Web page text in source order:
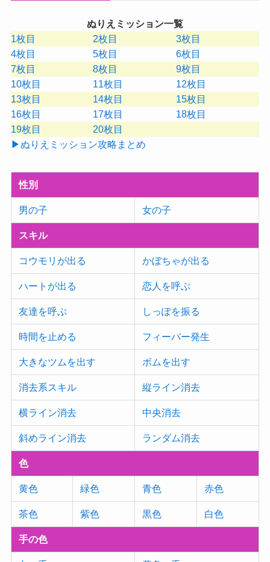
ぬりえミッション一覧
1枚目
2枚目
3枚目
4枚目
5枚目
6枚目
7枚目
8枚目
9枚目
10枚目
11枚目
12枚目
13枚目
14枚目
15枚目
16枚目
17枚目
18枚目
19枚目
20枚目
▶ぬりえミッション攻略まとめ
性別
男の子 女の子
スキル
コウモリが出る かぼちゃが出る
ハートが出る 恋人を呼ぶ
友達を呼ぶ しっぽを振る
時間を止める フィーバー発生
大きなツムを出す ボムを出す
消去系スキル 縦ライン消去
横ライン消去 中央消去
斜めライン消去 ランダム消去
色
黄色 緑色 青色 赤色
茶色 紫色 黒色 白色
手の色